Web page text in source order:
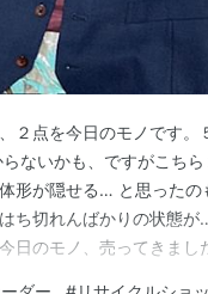
２点を今日のモノです。
ないかも、ですがこちら
形が隠せる… と思った
ち切れんばかりの状態
日のモノ、売ってきまし